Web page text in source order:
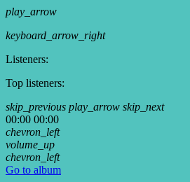
play_arrow
keyboard_arrow_right
Listeners:
Top listeners:
skip_previous play_arrow skip_next
00:00 00:00
chevron_left
volume_up
chevron_left
Go to album